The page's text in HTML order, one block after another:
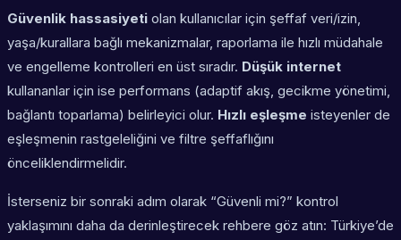
Güvenlik hassasiyeti olan kullanıcılar için şeffaf veri/izin,
yaşa/kurallara bağlı mekanizmalar, raporlama ile hızlı müdahale
ve engelleme kontrolleri en üst sıradır. Düşük internet
kullananlar için ise performans (adaptif akış, gecikme yönetimi,
bağlantı toparlama) belirleyici olur. Hızlı eşleşme isteyenler de
eşleşmenin rastgeleliğini ve filtre şeffaflığını
önceliklendirmelidir.
İsterseniz bir sonraki adım olarak “Güvenli mi?” kontrol
yaklaşımını daha da derinleştirecek rehbere göz atın: Türkiye’de